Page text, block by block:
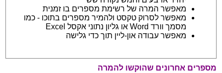
מאפשר המרה של רשימת מספרים בו זמנית
מאפשר לסרוק טקסט ולהמיר מספרים בתוכו - כמו
מסמך וורד Word או גליון נתוני אקסל Excel
מאפשר עבודה און-ליין תוך כדי גלישה
מספרים אחרונים שהוקשו להמרה